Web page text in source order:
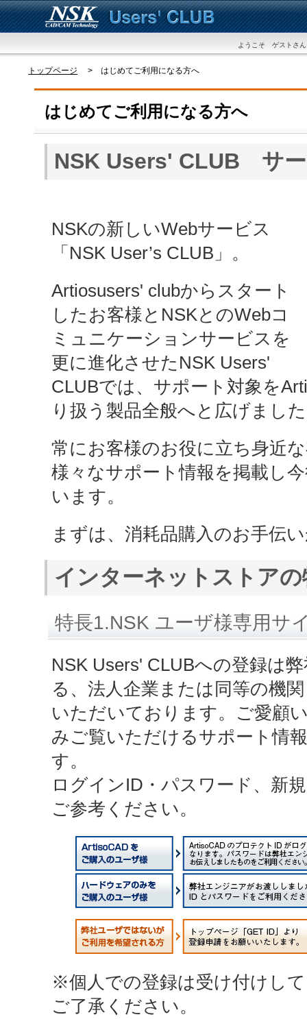
ようこそ ゲストさ
トップページ > はじめてご利用になる方へ
はじめてご利用になる方へ
NSK Users' CLUB サ
NSKの新しいWebサービス
「NSK User’s CLUB」。
Artiosusers' clubからスタート
したお客様とNSKとのWebコ
ミュニケーションサービスを
更に進化させたNSK Users'
CLUBでは、サポート対象を
り扱う製品全般へと広げまし
常にお客様のお役に立ち身近
様々なサポート情報を掲載し
います。
まずは、消耗品購入のお手伝
インターネットストアの
特長1.NSK ユーザ様専用サ
NSK Users' CLUBへの登録は
る、法人企業または同等の機
いただいております。ご愛顧
みご覧いただけるサポート情
す。
ログインID・パスワード、新
ご参考ください。
※個人での登録は受け付けし
ご了承ください。